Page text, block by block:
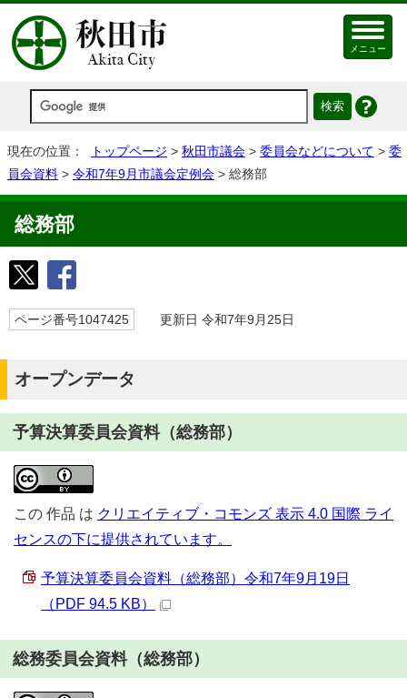
メニュー
現在の位置： トップページ > 秋田市議会 > 委員会などについて > 委
員会資料 > 令和7年9月市議会定例会 > 総務部
総務部
ページ番号1047425 更新日 令和7年9月25日
オープンデータ
予算決算委員会資料（総務部）
この 作品 は クリエイティブ・コモンズ 表示 4.0 国際 ライ
センスの下に提供されています。
予算決算委員会資料（総務部）令和7年9月19日
（PDF 94.5 KB）
総務委員会資料（総務部）